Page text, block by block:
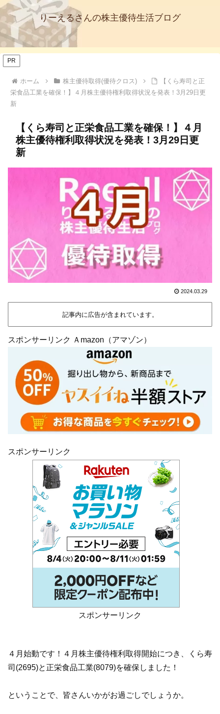
りーえるさんの株主優待生活ブログ
PR
ホーム 株主優待取得(優待クロス)
【くら寿司と正
栄食品工業を確保！】４月株主優待権利取得状況を発表！3月29日更
新
【くら寿司と正栄食品工業を確保！】４月
株主優待権利取得状況を発表！3月29日更
新
2024.03.29
記事内に広告が含まれています。
スポンサーリンク Ａmazon（アマゾン）
スポンサーリンク
スポンサーリンク
４月始動です！４月株主優待権利取得開始につき、くら寿
司(2695)と正栄食品工業(8079)を確保しました！
ということで、皆さんいかがお過ごしでしょうか。